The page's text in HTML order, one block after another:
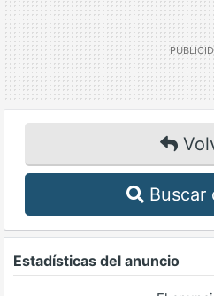
Buscar
Estadísticas del anuncio